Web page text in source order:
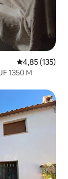
4,85 (135)
1350 M